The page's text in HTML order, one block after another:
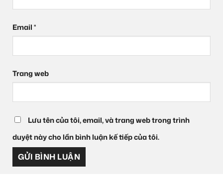
Email*
Trang web
Lưu tên của tôi, email, và trang web trong trình
duyệt này cho lần bình luận kế tiếp của tôi.